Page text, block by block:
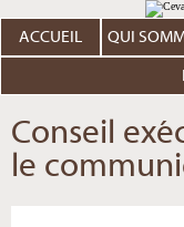
au
contenu.
Aller
personnels
ACCUEIL QUI
Conseil
le